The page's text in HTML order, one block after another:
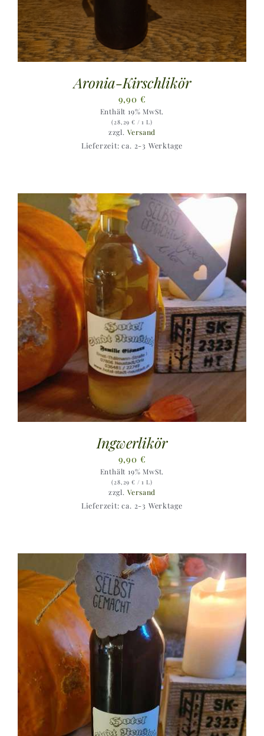
Aronia-Kirschlikör
9,90 €
Enthält 19% MwSt.
(28,29€ / 1 L)
zzgl. Versand
Lieferzeit: ca. 2-3 Werktage
Ingwerlikör
9,90 €
Enthält 19% MwSt.
(28,29€ / 1 L)
zzgl. Versand
Lieferzeit: ca. 2-3 Werktage